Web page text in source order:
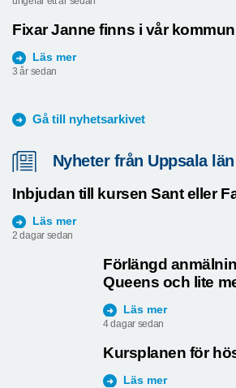
Fixar Janne finns i vår kommun
Läs mer
3 år sedan
Gå till nyhetsarkivet
Nyheter från Uppsala län
Inbjudan till kursen Sant eller
Läs mer
2 dagar sedan
Förlängd
Queens och lite
Läs mer
4 dagar sedan
Kursplanen för
Läs mer